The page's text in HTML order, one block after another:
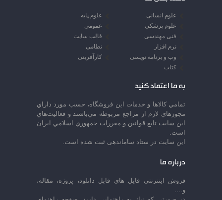
علوم انسانی
علوم پایه
علوم پزشکی
عمومی
فنی مهندسی
قالب سایت
نرم افزار
نظامی
وب و برنامه نویسی
کارآفرینی
کتاب
به ما اعتماد کنید
تمامي كالاها و خدمات اين فروشگاه، حسب مورد داراي
مجوزهاي لازم از مراجع مربوطه مي‌باشند و فعاليت‌هاي
اين سايت تابع قوانين و مقررات جمهوري اسلامي ايران
است.
این سایت در ستاد ساماندهی ثبت شده است.
درباره ما
فروش اینترنتی فایل های قابل دانلود، پروژه، مقاله،
و....